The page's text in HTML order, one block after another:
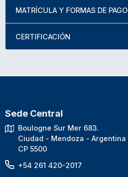
MATRÍCULA Y FORMAS DE PAGO
CERTIFICACIÓN
Sede Central
Boulogne Sur Mer 683.
Ciudad - Mendoza - Argentina
CP 5500
+54 261 420-2017